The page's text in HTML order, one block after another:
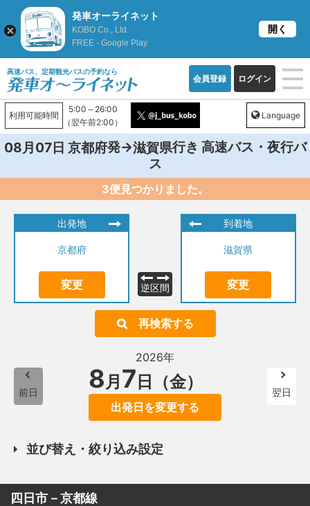
高速バス、定期観光バスの予約なら
会員登録 ログイン
利用可能時間
5:00～26:00
（翌午前2:00）
Language
08月07日 京都府発→滋賀県行き 高速バス・夜行バ
ス
3便見つかりました。
出発地
京都府
変更 逆区間
到着地
滋賀県
変更
再検索する
前日
2026年
8月 7 日（金）
出発日を変更する
翌日
並び替え・絞り込み設定
四日市－京都線
発車オーライネット
KOBO Co., Ltd.
FREE - Google Play
開く